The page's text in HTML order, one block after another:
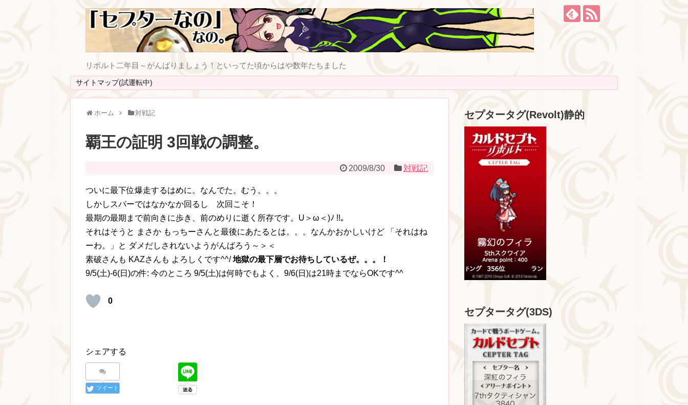
リボルト二年目～がんばりましょう！といってた頃からはや数年たちました
サイトマップ(試運転中)
ホーム 対戦記
覇王の証明 3回戦の調整。
2009/8/30 対戦記
ついに最下位爆走するはめに。なんでた。むう。。。
しかしスパーではなかなか回るし 次回こそ！
最期の最期まで前向きに歩き、前のめりに逝く所存です。U＞ω＜)ﾉ !!。
それはそうと まさか もっちーさんと最後にあたるとは。。。なんかおかしいけど 「それはね
ーわ。」と ダメだしされないようがんばろう～＞＜
素破さんも KAZさんも よろしくです^^/地獄の最下層でお待ちしているぜ。。。！
9/5(土)-6(日)の件: 今のところ 9/5(土)は何時でもよく、9/6(日)は21時までならOKです^^
0
シェアする
ツイート
セプタータグ(Revolt)静的
セプタータグ(3DS)